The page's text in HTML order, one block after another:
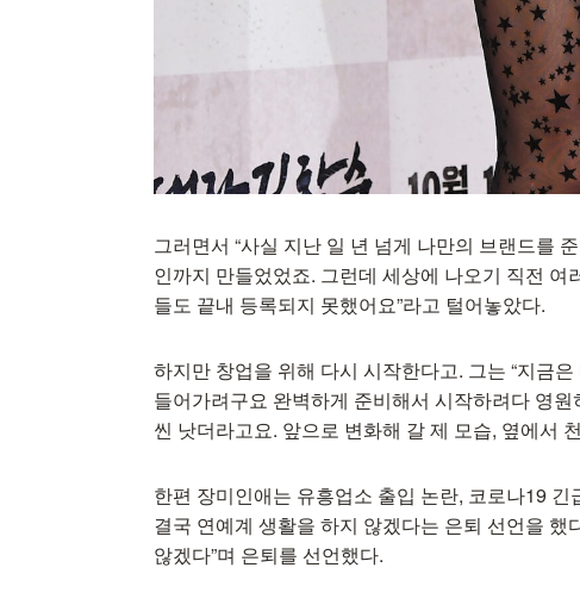
그러면서 “사실 지난 일 년 넘게 나만의 브랜드를
인까지 만들었었죠. 그런데 세상에 나오기 직전
들도 끝내 등록되지 못했어요”라고 털어놓았다.
하지만 창업을 위해 다시 시작한다고. 그는 “지금
들어가려구요 완벽하게 준비해서 시작하려다 영
씬 낫더라고요. 앞으로 변화해 갈 제 모습, 옆에서
한편 장미인애는 유흥업소 출입 논란, 코로나19
결국 연예계 생활을 하지 않겠다는 은퇴 선언을 했
않겠다”며 은퇴를 선언했다.